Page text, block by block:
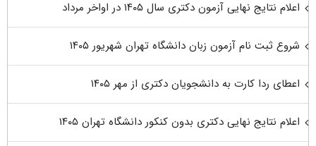
اعلام نتایج نهایی آزمون دکتری سال ۱۴۰۵ در اواخر مرداد
شروع ثبت نام آزمون زبان دانشگاه تهران شهریور ۱۴۰۵
اعطای ردا کارت به دانشجویان دکتری از مهر ۱۴۰۵
اعلام نتایج نهایی دکتری بدون کنکور دانشگاه تهران ۱۴۰۵